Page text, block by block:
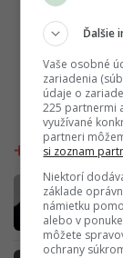
Ďalšie
Vaše osobné
zariadenia
údaje o
225 partnermi
využívané
partneri
si zoznam
Niektorí
základe
námietku
alebo v
môžete
ochrany